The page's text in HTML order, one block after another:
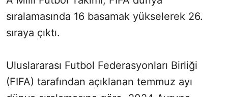
sıralamasında 16 basamak yükselerek 26.
sıraya çıktı.
Uluslararası Futbol Federasyonları Birliği
(FIFA) tarafından açıklanan temmuz ayı